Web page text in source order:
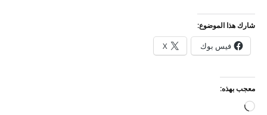
شارك هذا الموضوع:
فيس بوك X
معجب بهذه:
جاري